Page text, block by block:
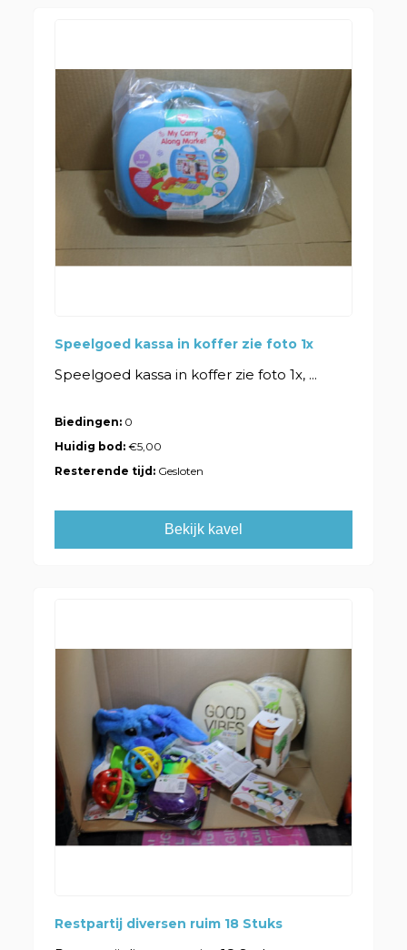
Speelgoed kassa in koffer zie foto 1x
Speelgoed kassa in koffer zie foto 1x, ...
Biedingen: 0
Huidig bod:€5,00
Resterende tijd: Gesloten
Bekijk kavel
Restpartij diversen ruim 18 Stuks